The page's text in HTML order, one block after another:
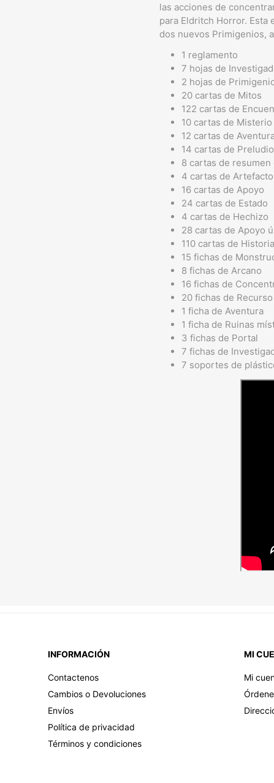
las acciones de
para Eldritch Horror.
dos nuevos Primigenios,
1 reglamento
7 hojas de
2 hojas de
20 cartas de Mitos
122 cartas de
10 cartas de Misterio
12 cartas de
14 cartas de Preludio
8 cartas de resumen
4 cartas de Artefacto
16 cartas de Apoyo
24 cartas de Estado
4 cartas de Hechizo
28 cartas de Apoyo
110 cartas de
15 fichas de
8 fichas de Arcano
16 fichas de
20 fichas de Recurso
1 ficha de Aventura
1 ficha de Ruinas
3 fichas de Portal
7 fichas de
7 soportes de
INFORMACIÓN
Contactenos
Cambios o Devoluciones
Envíos
Política de privacidad
Términos y condiciones
MI
Mi